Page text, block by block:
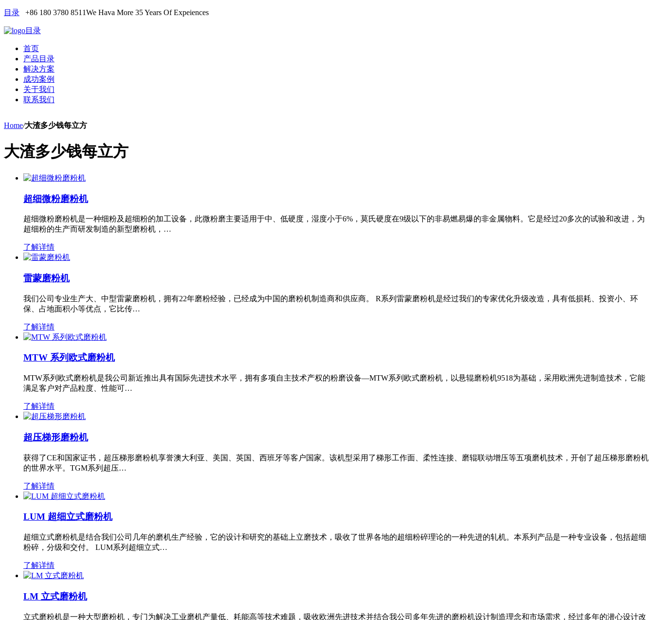
目录 +86 180 3780 8511We Hava More 35 Years Of Expeiences
目录
首页
产品目录
解决方案
成功案例
关于我们
联系我们
Home/大渣多少钱每立方
大渣多少钱每立方
超细微粉磨粉机
超细微粉磨粉机是一种细粉及超细粉的加工设备，此微粉磨主要适用于中、低硬度，湿度小于6%，莫氏硬度在9级以下的非易燃易爆的非金属物料。它是经过20多次的试验和改进，为
超细粉的生产而研发制造的新型磨粉机，…
了解详情
雷蒙磨粉机
我们公司专业生产大、中型雷蒙磨粉机，拥有22年磨粉经验，已经成为中国的磨粉机制造商和供应商。 R系列雷蒙磨粉机是经过我们的专家优化升级改造，具有低损耗、投资小、环
保、占地面积小等优点，它比传…
了解详情
MTW 系列欧式磨粉机
MTW系列欧式磨粉机是我公司新近推出具有国际先进技术水平，拥有多项自主技术产权的粉磨设备—MTW系列欧式磨粉机，以悬辊磨粉机9518为基础，采用欧洲先进制造技术，它能
满足客户对产品粒度、性能可…
了解详情
超压梯形磨粉机
获得了CE和国家证书，超压梯形磨粉机享誉澳大利亚、美国、英国、西班牙等客户国家。该机型采用了梯形工作面、柔性连接、磨辊联动增压等五项磨机技术，开创了超压梯形磨粉机
的世界水平。TGM系列超压…
了解详情
LUM 超细立式磨粉机
超细立式磨粉机是结合我们公司几年的磨机生产经验，它的设计和研究的基础上立磨技术，吸收了世界各地的超细粉碎理论的一种先进的轧机。本系列产品是一种专业设备，包括超细
粉碎，分级和交付。 LUM系列超细立式…
了解详情
LM 立式磨粉机
立式磨粉机是一种大型磨粉机，专门为解决工业磨机产量低、耗能高等技术难题，吸收欧洲先进技术并结合我公司多年先进的磨粉机设计制造理念和市场需求，经过多年的潜心设计改